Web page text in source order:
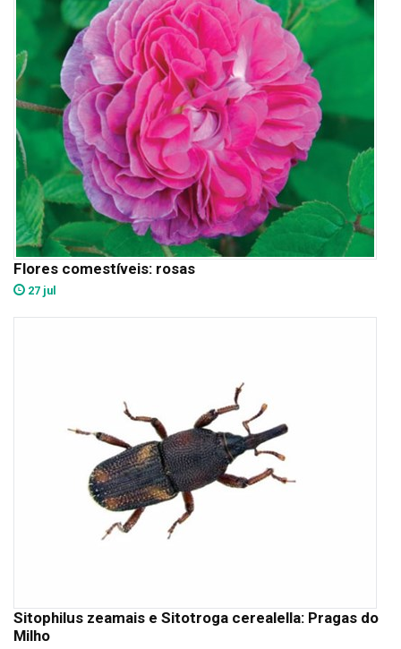
Flores comestíveis: rosas
27 jul
Sitophilus zeamais e Sitotroga cerealella: Pragas do
Milho